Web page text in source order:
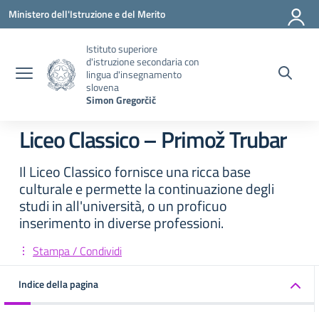
Vai ai contenuti
Vai al menu di navigazione
Vai al footer
Ministero dell'Istruzione e del Merito
Istituto superiore
d'istruzione secondaria con
lingua d'insegnamento
slovena
Simon Gregorčič
Liceo Classico – Primož Trubar
Il Liceo Classico fornisce una ricca base
culturale e permette la continuazione degli
studi in all'università, o un proficuo
inserimento in diverse professioni.
Stampa / Condividi
Indice della pagina